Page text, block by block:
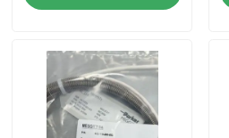
उत्पाद
वीडियो